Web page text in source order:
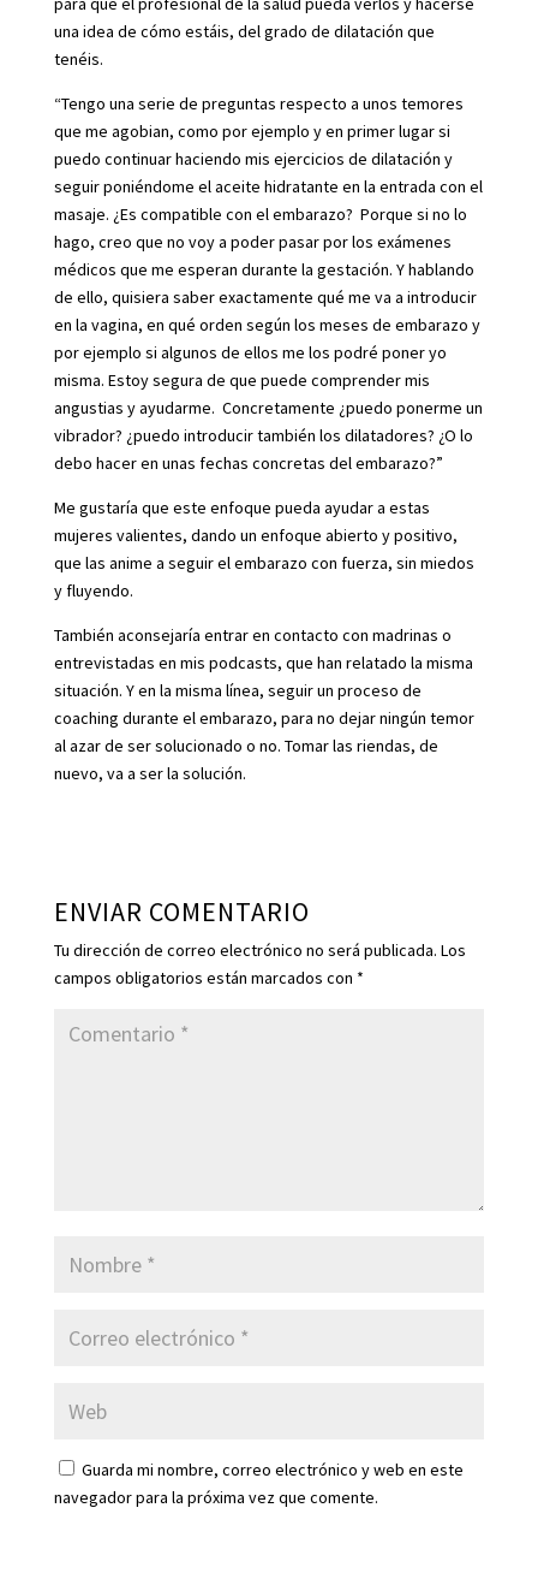
una idea de cómo estáis, del grado de dilatación que
tenéis.
“Tengo una serie de preguntas respecto a unos temores
que me agobian, como por ejemplo y en primer lugar si
puedo continuar haciendo mis ejercicios de dilatación y
seguir poniéndome el aceite hidratante en la entrada con el
masaje. ¿Es compatible con el embarazo? Porque si no lo
hago, creo que no voy a poder pasar por los exámenes
médicos que me esperan durante la gestación. Y hablando
de ello, quisiera saber exactamente qué me va a introducir
en la vagina, en qué orden según los meses de embarazo y
por ejemplo si algunos de ellos me los podré poner yo
misma. Estoy segura de que puede comprender mis
angustias y ayudarme. Concretamente ¿puedo ponerme un
vibrador? ¿puedo introducir también los dilatadores? ¿O lo
debo hacer en unas fechas concretas del embarazo?”
Me gustaría que este enfoque pueda ayudar a estas
mujeres valientes, dando un enfoque abierto y positivo,
que las anime a seguir el embarazo con fuerza, sin miedos
y fluyendo.
También aconsejaría entrar en contacto con madrinas o
entrevistadas en mis podcasts, que han relatado la misma
situación. Y en la misma línea, seguir un proceso de
coaching durante el embarazo, para no dejar ningún temor
al azar de ser solucionado o no. Tomar las riendas, de
nuevo, va a ser la solución.
ENVIAR COMENTARIO
Tu dirección de correo electrónico no será publicada. Los
campos obligatorios están marcados con *
Guarda mi nombre, correo electrónico y web en este
navegador para la próxima vez que comente.